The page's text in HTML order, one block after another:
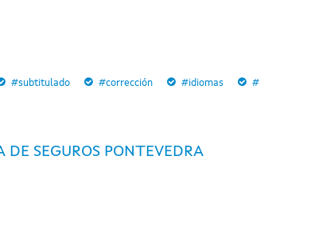
#subtitulado #corrección #idiomas #
DE SEGUROS PONTEVEDRA